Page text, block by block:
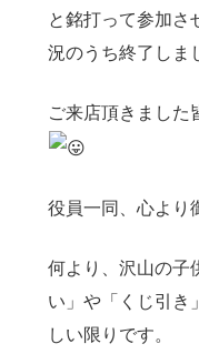
と銘打って参加さ
況のうち終了しま
ご来店頂きました
役員一同、心より
何より、沢山の子
い」や「くじ引き
しい限りです。